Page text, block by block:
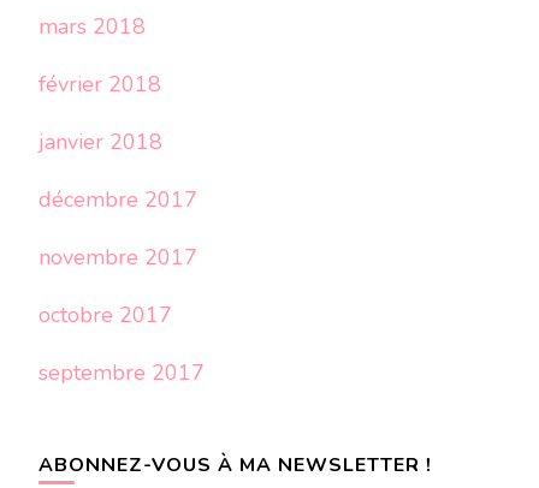
mars 2018
février 2018
janvier 2018
décembre 2017
novembre 2017
octobre 2017
septembre 2017
ABONNEZ-VOUS À MA NEWSLETTER !